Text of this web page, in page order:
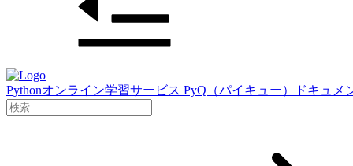
Pythonオンライン学習サービス PyQ（パイキュー）ドキュメ